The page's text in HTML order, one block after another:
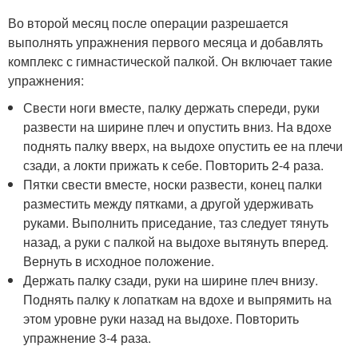
Во второй месяц после операции разрешается
выполнять упражнения первого месяца и добавлять
комплекс с гимнастической палкой. Он включает такие
упражнения:
Свести ноги вместе, палку держать спереди, руки
развести на ширине плеч и опустить вниз. На вдохе
поднять палку вверх, на выдохе опустить ее на плечи
сзади, а локти прижать к себе. Повторить 2-4 раза.
Пятки свести вместе, носки развести, конец палки
разместить между пятками, а другой удерживать
руками. Выполнить приседание, таз следует тянуть
назад, а руки с палкой на выдохе вытянуть вперед.
Вернуть в исходное положение.
Держать палку сзади, руки на ширине плеч внизу.
Поднять палку к лопаткам на вдохе и выпрямить на
этом уровне руки назад на выдохе. Повторить
упражнение 3-4 раза.